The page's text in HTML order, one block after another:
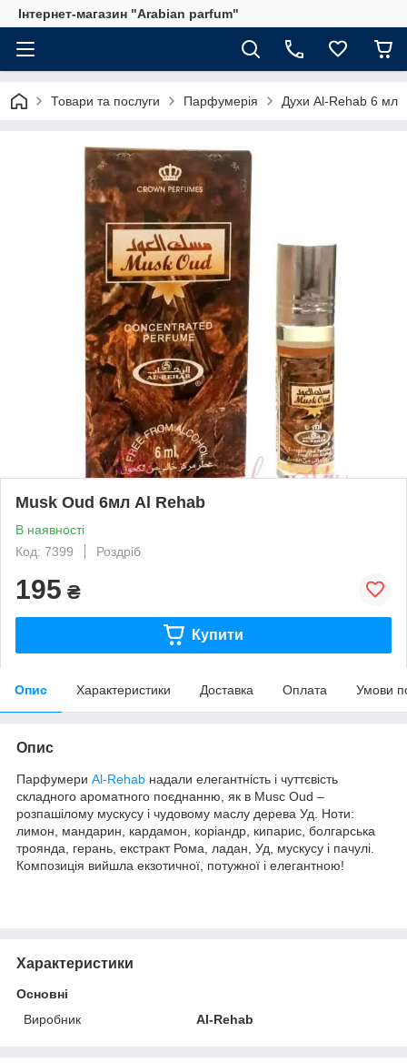
Інтернет-магазин "Arabian parfum"
Товари та послуги Парфумерія Духи Al-Rehab 6 мл
Musk Oud 6мл Al Rehab
В наявності
Код: 7399
Роздріб
195 ₴
Купити
Опис Характеристики Доставка Оплата Умови
Опис
Парфумери Al-Rehab надали елегантність і чуттєвість
складного ароматного поєднанню, як в Musc Oud –
розпашілому мускусу і чудовому маслу дерева Уд. Ноти:
лимон, мандарин, кардамон, коріандр, кипарис, болгарська
троянда, герань, екстракт Рома, ладан, Уд, мускусу і пачулі.
Композиція вийшла екзотичної, потужної і елегантною!
Характеристики
Основні
Виробник
Al-Rehab